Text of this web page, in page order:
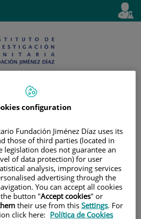
activo
es
configuration
Fundación Jiménez Díaz uses its
those of third parties (located in
legislation does not guarantee an
of data protection) for user
analysis, improving services
advertising through the
You can accept all cookies
button "Accept cookies" or
their use from this Settings. For
click here: Política de Cookies